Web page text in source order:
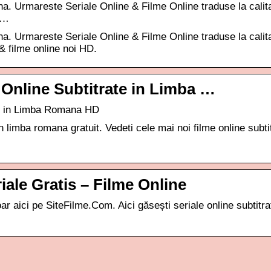
Urmareste Seriale Online & Filme Online traduse la
…
Urmareste Seriale Online & Filme Online traduse la
filme online noi HD.
Subtitrate in Limba …
Limba Romana HD
romana gratuit. Vedeti cele mai noi filme online
Gratis – Filme Online
aici pe SiteFilme.Com. Aici găsești seriale online